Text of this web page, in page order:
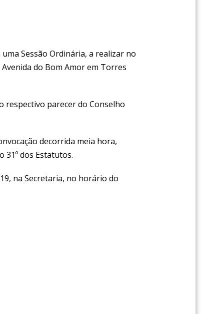
Sessão Ordinária, a realizar no
do Bom Amor em Torres
respectivo parecer do Conselho
decorrida meia hora,
31º dos Estatutos.
na Secretaria, no horário do